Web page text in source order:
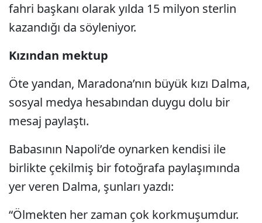
fahri başkanı olarak yılda 15 milyon sterlin
kazandığı da söyleniyor.
Kızından mektup
Öte yandan, Maradona’nın büyük kızı Dalma,
sosyal medya hesabından duygu dolu bir
mesaj paylaştı.
Babasının Napoli’de oynarken kendisi ile
birlikte çekilmiş bir fotoğrafa paylaşımında
yer veren Dalma, şunları yazdı:
“Ölmekten her zaman çok korkmuşumdur.